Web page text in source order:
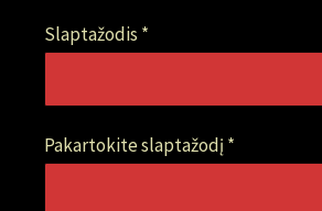
Slaptažodis *
Pakartokite slaptažodį *